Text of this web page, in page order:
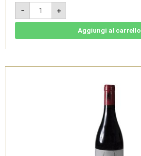
-
Sancaba
Pinot
Nero
2022
-
Trinoro
+
Aggiungi al carrello